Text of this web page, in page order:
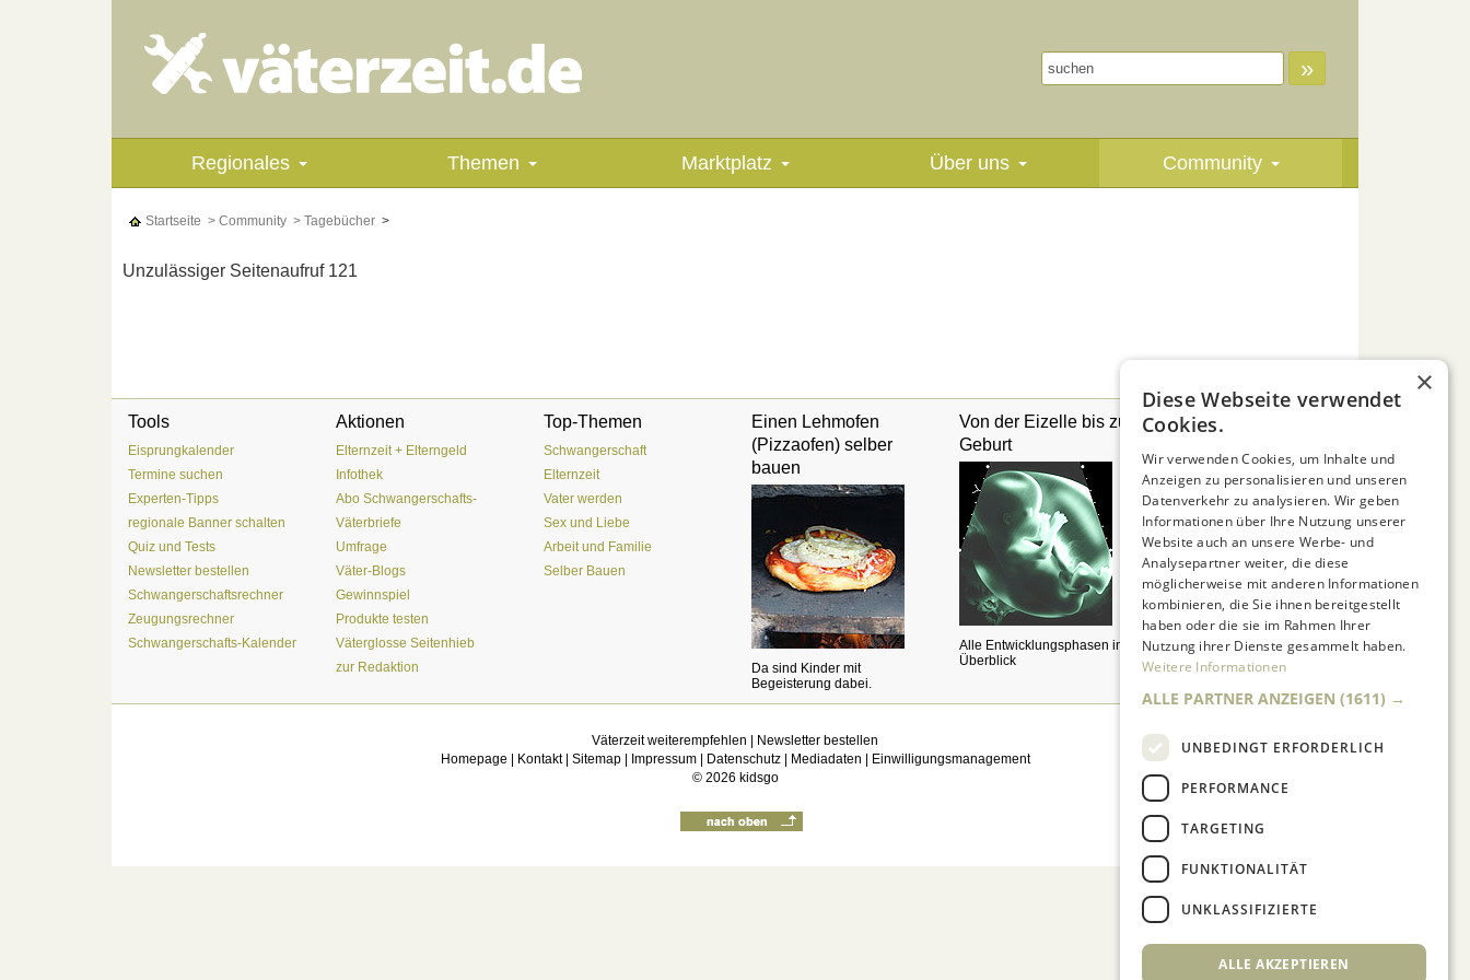
»
Regionales Themen Marktplatz Über uns Community
Startseite > Community > Tagebücher >
Unzulässiger Seitenaufruf 121
Tools
Eisprungkalender
Termine suchen
Experten-Tipps
regionale Banner schalten
Quiz und Tests
Newsletter bestellen
Schwangerschaftsrechner
Zeugungsrechner
Schwangerschafts-Kalender
Aktionen
Elternzeit + Elterngeld
Infothek
Abo Schwangerschafts-
Väterbriefe
Umfrage
Väter-Blogs
Gewinnspiel
Produkte testen
Väterglosse Seitenhieb
zur Redaktion
Top-Themen
Schwangerschaft
Elternzeit
Vater werden
Sex und Liebe
Arbeit und Familie
Selber Bauen
Einen Lehmofen
(Pizzaofen) selber
bauen
Da sind Kinder mit
Begeisterung dabei.
Von der Eizelle bis zur
Geburt
Alle Entwicklungsphasen im
Überblick
Sandkasten selber
Wir zeigen, wie's sicher
gelingt.
Väterzeit weiterempfehlen
Newsletter bestellen
Homepage
Kontakt| Sitemap| Impressum| Datenschutz| Mediadaten
Einwilligungsmanagement
© 2026 kidsgo
×
Diese Webseite verwendet
Cookies.
Wir verwenden Cookies, um Inhalte und
Anzeigen zu personalisieren und unseren
Datenverkehr zu analysieren. Wir geben
Informationen über Ihre Nutzung unserer
Website auch an unsere Werbe- und
Analysepartner weiter, die diese
möglicherweise mit anderen Informationen
kombinieren, die Sie ihnen bereitgestellt
haben oder die sie im Rahmen Ihrer
Nutzung ihrer Dienste gesammelt haben.
Weitere Informationen
ALLE PARTNER ANZEIGEN (1611) →
UNBEDINGT ERFORDERLICH
PERFORMANCE
TARGETING
FUNKTIONALITÄT
UNKLASSIFIZIERTE
ALLE AKZEPTIEREN